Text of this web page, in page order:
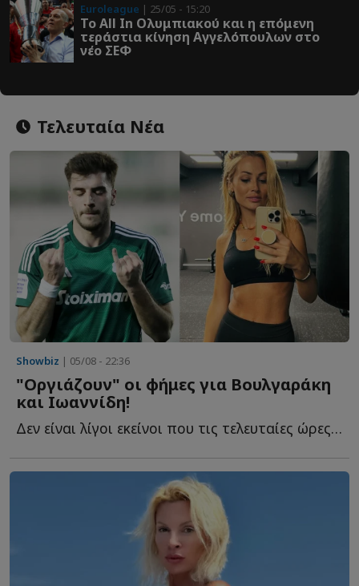
Euroleague | 25/05 - 15:20
Το All In Ολυμπιακού και η επόμενη
τεράστια κίνηση Αγγελόπουλων στο
νέο ΣΕΦ
Τελευταία Νέα
Showbiz | 05/08 - 22:36
"Οργιάζουν" οι φήμες για Βουλγαράκη
και Ιωαννίδη!
Δεν είναι λίγοι εκείνοι που τις τελευταίες ώρες αναρωτιούνται τ...